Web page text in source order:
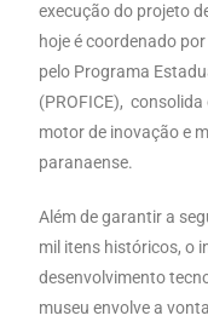
execução do projeto
hoje é coordenado
pelo Programa
(PROFICE),
motor de inovação e
paranaense.
Além de garantir a
mil itens históricos, o
desenvolvimento
museu envolve a